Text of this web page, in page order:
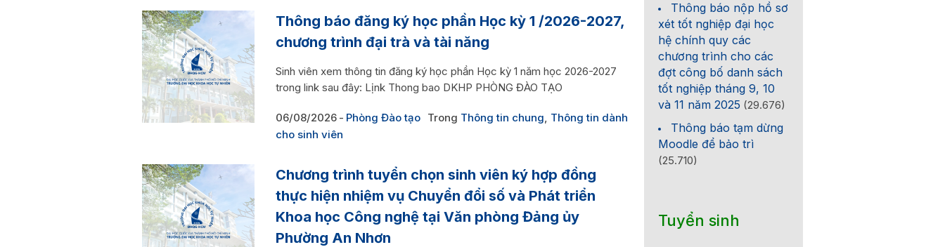
Thông báo đăng ký học phần Học kỳ 1 /2026-2027,
chương trình đại trà và tài năng
Sinh viên xem thông tin đăng ký học phần Học kỳ 1 năm học 2026-2027
trong link sau đây: Lịnk Thong bao DKHP PHÒNG ĐÀO TẠO
06/08/2026 Phòng Đào tạo Trong Thông tin chung, Thông tin dành
cho sinh viên
Chương trình tuyển chọn sinh viên ký hợp đồng
thực hiện nhiệm vụ Chuyển đổi số và Phát triển
Khoa học Công nghệ tại Văn phòng Đảng ủy
Phường An Nhơn
Thông báo nộp hồ sơ
xét tốt nghiệp đại học
hệ chính quy các
chương trình cho các
đợt công bố danh sách
tốt nghiệp tháng 9, 10
và 11 năm 2025 (29.676)
Thông báo tạm dừng
Moodle để bảo trì
(25.710)
Tuyển sinh